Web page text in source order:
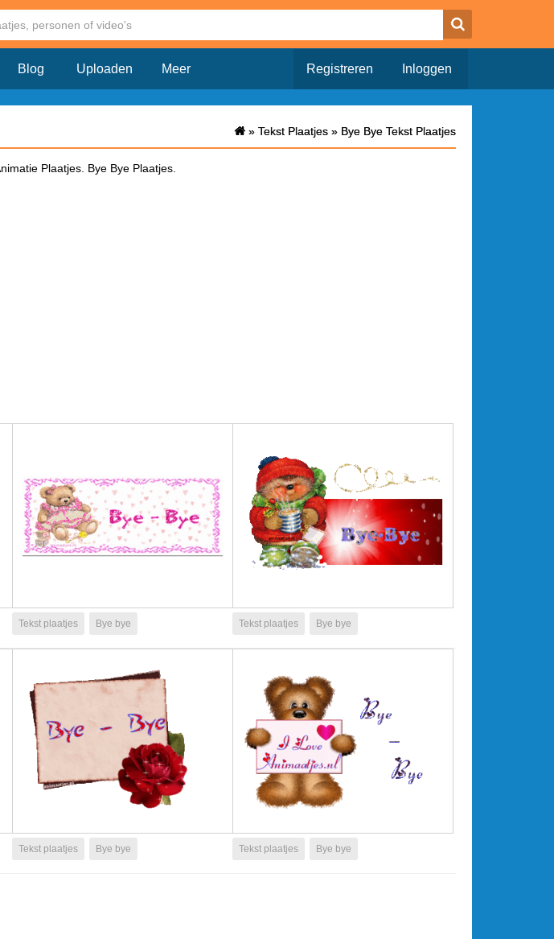
Blog Uploaden Meer Registreren Inloggen
» Tekst Plaatjes » Bye Bye Tekst Plaatjes
» Tekst Plaatjes » Bye Bye Tekst Plaatjes
Plaatjes. Bye Bye Plaatjes.
Tekst plaatjes Bye bye Tekst plaatjes Bye bye
Tekst plaatjes Bye bye Tekst plaatjes Bye bye